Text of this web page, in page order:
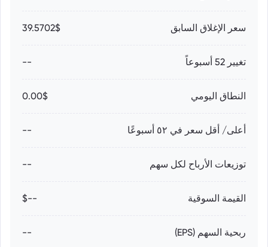
سعر الإغلاق السابق 39.5702$
تغيير 52 أسبوعاً --
النطاق اليومي 0.00$
أعلى/ أقل سعر في ٥٢ أسبوعًا --
توزيعات الأرباح لكل سهم --
القيمة السوقية --$
ربحية السهم (EPS) --